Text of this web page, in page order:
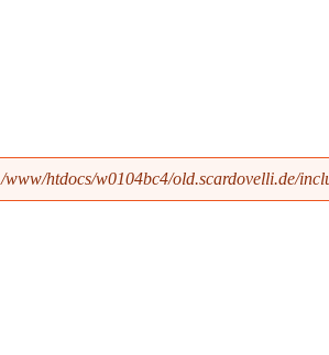
/www/htdocs/w0104bc4/old.scardovelli.de/